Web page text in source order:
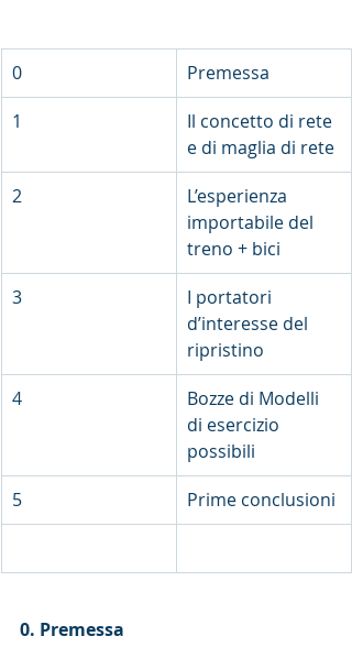
0
Premessa
1
Il concetto di rete
e di maglia di rete
2
L’esperienza
importabile del
treno + bici
3
I portatori
d’interesse del
ripristino
4
Bozze di Modelli
di esercizio
possibili
5
Prime conclusioni
0. Premessa